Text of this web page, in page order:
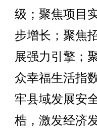
级；聚焦项目
步增长；聚焦
展强力引擎；
众幸福生活指
牢县域发展安
梏，激发经济